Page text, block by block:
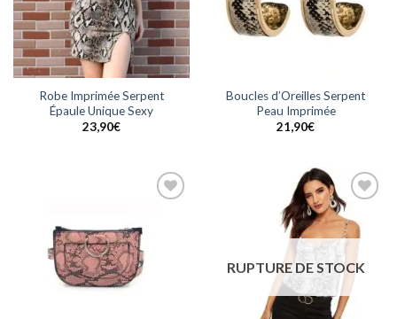
Robe Imprimée Serpent
Épaule Unique Sexy
23,90€
Boucles d’Oreilles Serpent
Peau Imprimée
21,90€
Ajouter
à la
wishlist
RUPTURE DE STOCK